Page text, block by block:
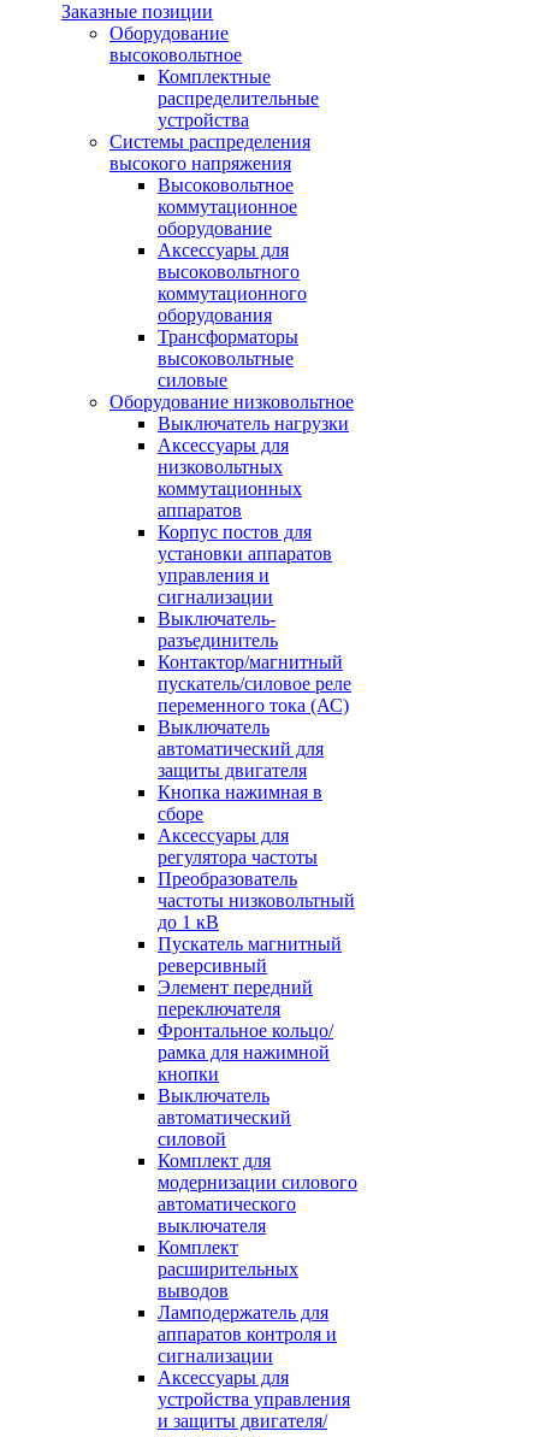
Заказные позиции
Оборудование
высоковольтное
Комплектные
распределительные
устройства
Системы распределения
высокого напряжения
Высоковольтное
коммутационное
оборудование
Аксессуары для
высоковольтного
коммутационного
оборудования
Трансформаторы
высоковольтные
силовые
Оборудование низковольтное
Выключатель нагрузки
Аксессуары для
низковольтных
коммутационных
аппаратов
Корпус постов для
установки аппаратов
управления и
сигнализации
Выключатель-
разъединитель
Контактор/магнитный
пускатель/силовое реле
переменного тока (АС)
Выключатель
автоматический для
защиты двигателя
Кнопка нажимная в
сборе
Аксессуары для
регулятора частоты
Преобразователь
частоты низковольтный
до 1 кВ
Пускатель магнитный
реверсивный
Элемент передний
переключателя
Фронтальное кольцо/
рамка для нажимной
кнопки
Выключатель
автоматический
силовой
Комплект для
модернизации силового
автоматического
выключателя
Комплект
расширительных
выводов
Ламподержатель для
аппаратов контроля и
сигнализации
Аксессуары для
устройства управления
и защиты двигателя/